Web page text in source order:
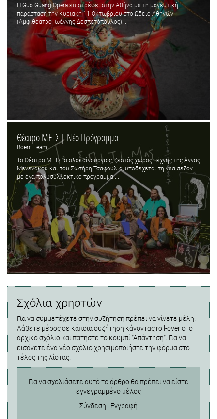
Η Guo Guang Opera επιστρέφει στην Αθήνα με τη μαγευτική
παράσταση την Κυριακή 11 Οκτωβρίου στο Ωδείο Αθηνών
(Αμφιθέατρο Ιωάννης Δεσποτόπουλος)....
Θέατρο ΜΕΤΣ | Νέο Πρόγραμμα
Boem Team
Το Θέατρο ΜΕΤΣ, ο ολοκαίνουργιος, ζεστός χώρος τέχνης της Άννας
Μενενάκου και του Σωτήρη Τσαφούλια, υποδέχεται τη νέα σεζόν
με ένα πολυσυλλεκτικό πρόγραμμα....
Σχόλια χρηστών
Για να συμμετέχετε στην συζήτηση πρέπει να γίνετε μέλη.
Λάβετε μέρος σε κάποια συζήτηση κάνοντας roll-over στο
αρχικό σχόλιο και πατήστε το κουμπί "Απάντηση". Για να
εισάγετε ένα νέο σχόλιο χρησιμοποιήστε την φόρμα στο
τέλος της λίστας.
Για να σχολιάσετε αυτό το άρθρο θα πρέπει να είστε
εγγεγραμμένο μέλος
Σύνδεση | Εγγραφή